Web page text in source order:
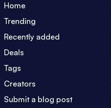
Home
Trending
Recently added
Deals
Tags
Creators
Submit a blog post